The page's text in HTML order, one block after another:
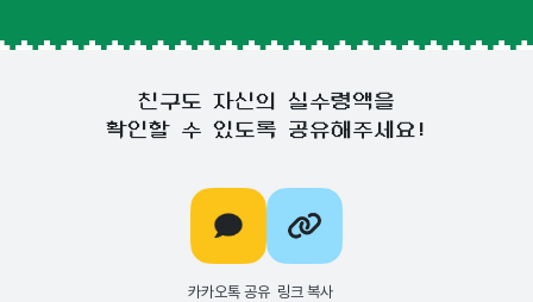
친구도 자신의 실수령액을
확인할 수 있도록 공유해주세요!
카카오톡 공유 링크 복사